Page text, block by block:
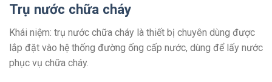
Trụ nước chữa cháy
Khái niệm: trụ nước chữa cháy là thiết bị chuyên dùng được
lắp đặt vào hệ thống đường ống cấp nước, dùng để lấy nước
phục vụ chữa cháy.